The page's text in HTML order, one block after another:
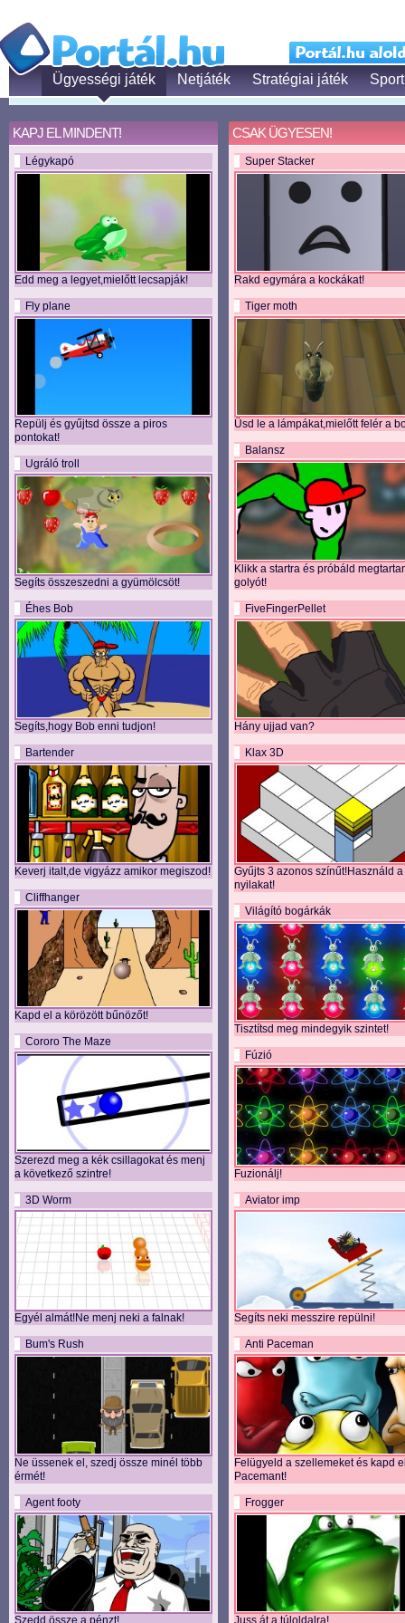
Ügyességi játék Netjáték Stratégiai játék
KAPJ EL MINDENT!
Légykapó
Edd meg a legyet,mielőtt lecsapják!
Fly plane
Repülj és gyűjtsd össze a piros
pontokat!
Ugráló troll
Segíts összeszedni a gyümölcsöt!
Éhes Bob
Segíts,hogy Bob enni tudjon!
Bartender
Keverj italt,de vigyázz amikor megiszod!
Cliffhanger
Kapd el a körözött bűnözőt!
Cororo The Maze
Szerezd meg a kék csillagokat és menj
a következő szintre!
3D Worm
Egyél almát!Ne menj neki a falnak!
Bum's Rush
Ne üssenek el, szedj össze minél több
érmét!
Agent footy
Szedd össze a pénzt!
CSAK ÜGYESEN!
Super Stacker
Rakd egymára a kockákat!
Tiger moth
Üsd le a lámpákat,mielőtt felér a
Balansz
Klikk a startra és próbáld
golyót!
FiveFingerPellet
Hány ujjad van?
Klax 3D
Gyűjts 3 azonos színűt!Használd a
nyilakat!
Világító bogárkák
Tisztítsd meg mindegyik szintet!
Fúzió
Fuzionálj!
Aviator imp
Segíts neki messzire repülni!
Anti Paceman
Felügyeld a szellemeket és kapd
Pacemant!
Frogger
Juss át a túloldalra!